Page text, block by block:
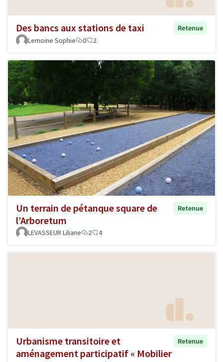
Des bancs aux stations de taxi
Retenue
Lemoine Sophie
0 2
Un terrain de pétanque square de
l’Arboretum
Retenue
LEVASSEUR Liliane 2 4
Urbanisme transitoire et
aménagement participatif « Mobilier
Retenue